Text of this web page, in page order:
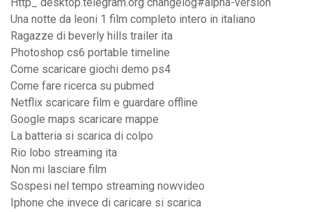
Http_ desktop.telegram.org changelog#alpha-version
Una notte da leoni 1 film completo intero in italiano
Ragazze di beverly hills trailer ita
Photoshop cs6 portable timeline
Come scaricare giochi demo ps4
Come fare ricerca su pubmed
Netflix scaricare film e guardare offline
Google maps scaricare mappe
La batteria si scarica di colpo
Rio lobo streaming ita
Non mi lasciare film
Sospesi nel tempo streaming nowvideo
Iphone che invece di caricare si scarica